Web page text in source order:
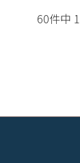
60件中 1